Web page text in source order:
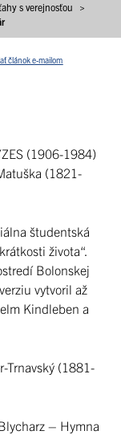
s verejnosťou
>
článok e-mailom
(1906-1984)
(1821-
študentská
života“.
Bolonskej
vytvoril až
Kindleben a
Trnavský (1881-
– Hymna